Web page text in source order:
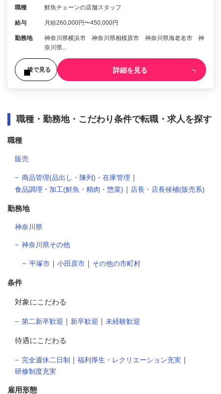
職種 鮮魚チェーンの店舗スタッフ
給与 月給260,000円〜450,000円
勤務地
神奈川県横浜市 神奈川県相模原市 神奈川県海老名市 神
奈川県...
後で見る 詳細を見る
職種・勤務地・こだわり条件で転職・求人を探す
職種
販売
商品管理(品出し・陳列)・在庫管理 ｜
食品調理・加工(鮮魚・精肉・惣菜) ｜ 店長・店長候補(販売系)
勤務地
神奈川県
神奈川県その他
平塚市 ｜ 小田原市 ｜ その他の市町村
条件
対象にこだわる
第二新卒歓迎 ｜ 新卒歓迎 ｜ 未経験歓迎
待遇にこだわる
完全週休二日制 ｜ 福利厚生・レクリエーション充実 ｜
研修制度充実
雇用形態